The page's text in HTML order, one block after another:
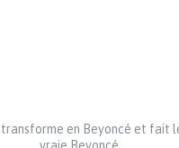
transforme en Beyoncé et fait